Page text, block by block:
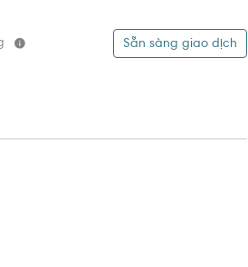
Sẵn sàng giao dịch